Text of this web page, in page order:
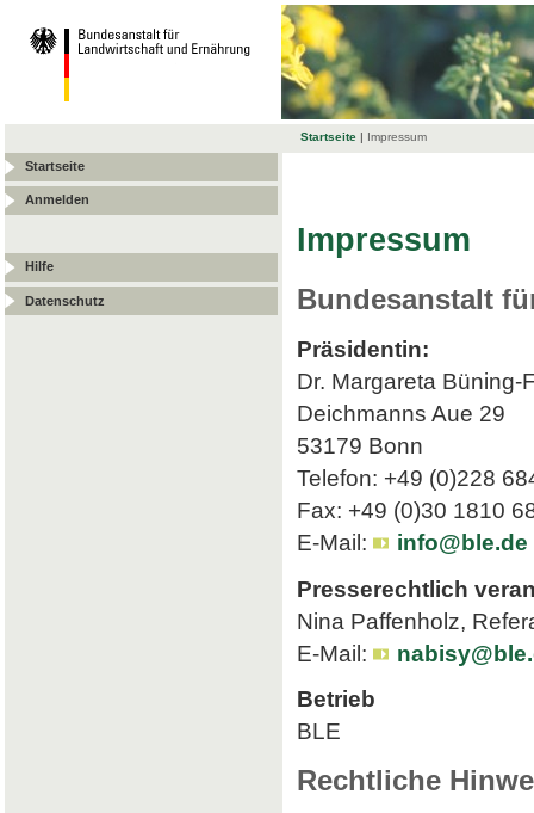
Startseite | Impressum
Startseite
Anmelden
Hilfe
Datenschutz
Impressum
Bundesanstalt
Präsidentin:
Dr. Margareta Büning-
Deichmanns Aue 29
53179 Bonn
Telefon: +49 (0)228
Fax: +49 (0)30 1810
E-Mail:
info@ble.de
Presserechtlich
Nina Paffenholz,
E-Mail:
Betrieb
BLE
Rechtliche